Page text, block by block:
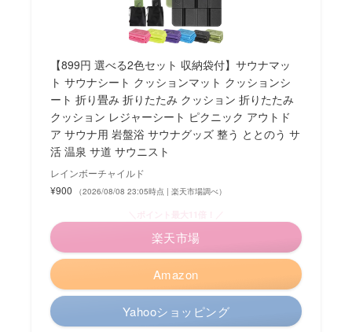
【899円 選べる2色セット 収納袋付】サウナマッ
ト サウナシート クッションマット クッションシ
ート 折り畳み 折りたたみ クッション 折りたたみ
クッション レジャーシート ピクニック アウトド
ア サウナ用 岩盤浴 サウナグッズ 整う ととのう サ
活 温泉 サ道 サウニスト
レインボーチャイルド
¥900
（2026/08/08 23:05時点 | 楽天市場調べ）
Amazon
楽天市場
Yahooショッピング